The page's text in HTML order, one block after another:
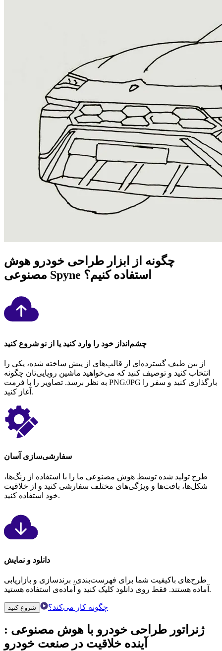
چگونه از ابزار طراحی خودرو هوش
مصنوعی Spyne استفاده کنیم؟
چشم‌انداز خود را وارد کنید یا از نو شروع کنید
از بین طیف گسترده‌ای از قالب‌های از پیش ساخته شده، یکی را
انتخاب کنید و توصیف کنید که می‌خواهید ماشین رویایی‌تان چگونه
به نظر برسد. تصاویر را با فرمت PNG/JPG بارگذاری کنید و سفر را
آغاز کنید.
سفارشی‌سازی آسان
طرح تولید شده توسط هوش مصنوعی ما را با استفاده از رنگ‌ها،
شکل‌ها، بافت‌ها و ویژگی‌های مختلف سفارشی کنید و از خلاقیت
خود استفاده کنید.
دانلود و نمایش
طرح‌های باکیفیت شما برای فهرست‌بندی، برندسازی و بازاریابی
آماده هستند. فقط روی دانلود کلیک کنید و آماده‌ی استفاده هستید.
شروع کنید چگونه کار می‌کند؟
ژنراتور طراحی خودرو با هوش مصنوعی :
آینده خلاقیت در صنعت خودرو